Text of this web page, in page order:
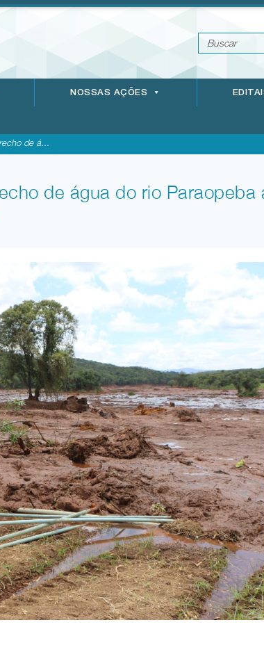
NOSSAS AÇÕES
de á...
de água do rio Paraopeba